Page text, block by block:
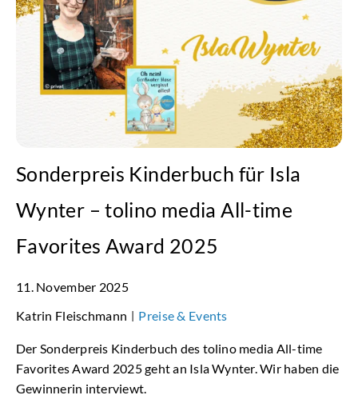
Sonderpreis Kinderbuch für Isla
Wynter – tolino media All-time
Favorites Award 2025
11. November 2025
Katrin Fleischmann | Preise & Events
Der Sonderpreis Kinderbuch des tolino media All-time
Favorites Award 2025 geht an Isla Wynter. Wir haben die
Gewinnerin interviewt.